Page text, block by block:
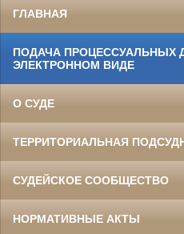
ГЛАВНАЯ
ПОДАЧА ПРОЦЕССУАЛЬНЫХ
ЭЛЕКТРОННОМ ВИДЕ
О СУДЕ
ТЕРРИТОРИАЛЬНАЯ
СУДЕЙСКОЕ СООБЩЕСТВО
НОРМАТИВНЫЕ АКТЫ